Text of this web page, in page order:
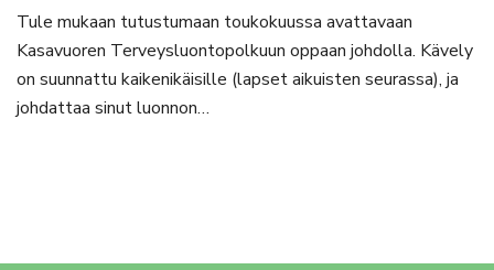
Tule mukaan tutustumaan toukokuussa avattavaan
Kasavuoren Terveysluontopolkuun oppaan johdolla. Kävely
on suunnattu kaikenikäisille (lapset aikuisten seurassa), ja
johdattaa sinut luonnon…